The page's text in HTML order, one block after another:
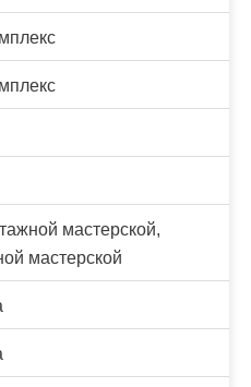
мастерской,
мастерской